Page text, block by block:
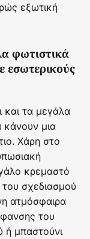
εξωτική
φωτιστικά
εσωτερικούς
και τα μεγάλα
μια
Χάρη στο
κρεμαστό
του σχεδιασμού
ατμόσφαιρα
του
ή μπαστούνι